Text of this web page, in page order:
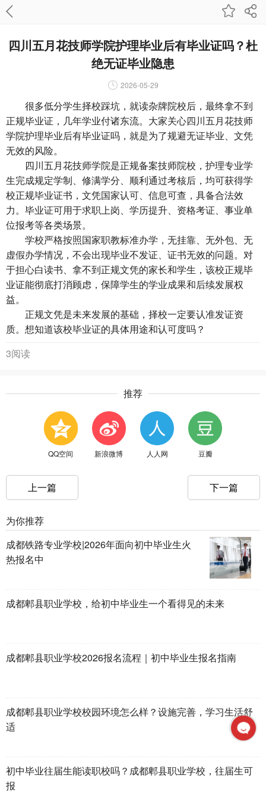
四川五月花技师学院护理毕业后有毕业证吗？杜
绝无证毕业隐患
2026-05-29
很多低分学生择校踩坑，就读杂牌院校后，最终拿不到
正规毕业证，几年学业付诸东流。大家关心四川五月花技师
学院护理毕业后有毕业证吗，就是为了规避无证毕业、文凭
无效的风险。
四川五月花技师学院是正规备案技师院校，护理专业学
生完成规定学制、修满学分、顺利通过考核后，均可获得学
校正规毕业证书，文凭国家认可、信息可查，具备合法效
力。毕业证可用于求职上岗、学历提升、资格考证、事业单
位报考等各类场景。
学校严格按照国家职教标准办学，无挂靠、无外包、无
虚假办学情况，不会出现毕业不发证、证书无效的问题。对
于担心白读书、拿不到正规文凭的家长和学生，该校正规毕
业证能彻底打消顾虑，保障学生的学业成果和后续发展权
益。
正规文凭是未来发展的基础，择校一定要认准发证资
质。想知道该校毕业证的具体用途和认可度吗？
3阅读
推荐
QQ空间 新浪微博 人人网 豆瓣
上一篇 下一篇
为你推荐
成都铁路专业学校|2026年面向初中毕业生火
热报名中
成都郫县职业学校，给初中毕业生一个看得见的未来
成都郫县职业学校2026报名流程｜初中毕业生报名指南
成都郫县职业学校校园环境怎么样？设施完善，学习生活舒
适
初中毕业往届生能读职校吗？成都郫县职业学校，往届生可
报